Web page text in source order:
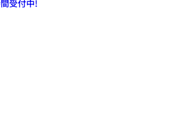
受付中!